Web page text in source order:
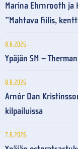
Marina Ehrnrooth ja
”Mahtava fiilis,
8.8.2026
Ypäjän SM –
8.8.2026
Arnór Dan
kilpailuissa
7.8.2026